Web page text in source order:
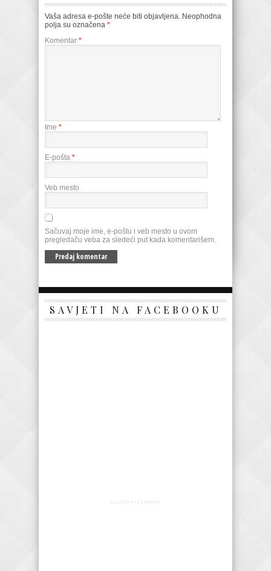
Vaša adresa e-pošte neće biti objavljena. Neophodna
polja su označena *
Komentar *
Ime *
E-pošta *
Veb mesto
Sačuvaj moje ime, e-poštu i veb mesto u ovom
pregledaču veba za sledeći put kada komentarišem.
SAVJETI NA FACEBOOKU
ADVERTISEMENT